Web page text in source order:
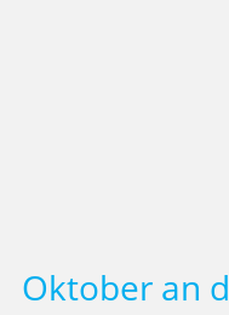
Oktober an